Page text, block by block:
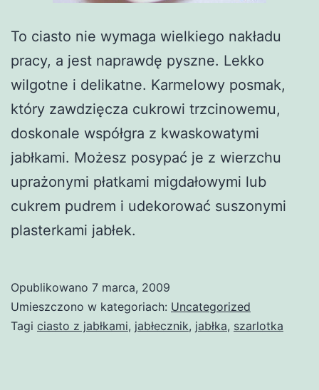
To ciasto nie wymaga wielkiego nakładu
pracy, a jest naprawdę pyszne. Lekko
wilgotne i delikatne. Karmelowy posmak,
który zawdzięcza cukrowi trzcinowemu,
doskonale współgra z kwaskowatymi
jabłkami. Możesz posypać je z wierzchu
uprażonymi płatkami migdałowymi lub
cukrem pudrem i udekorować suszonymi
plasterkami jabłek.
Opublikowano 7 marca, 2009
Umieszczono w kategoriach: Uncategorized
Tagi ciasto z jabłkami, jabłecznik, jabłka, szarlotka